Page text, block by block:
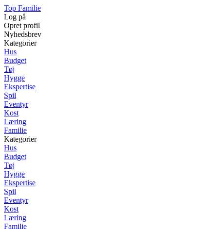
Top Familie
Log på
Opret profil
Nyhedsbrev
Kategorier
Hus
Budget
Tøj
Hygge
Ekspertise
Spil
Eventyr
Kost
Læring
Familie
Kategorier
Hus
Budget
Tøj
Hygge
Ekspertise
Spil
Eventyr
Kost
Læring
Familie